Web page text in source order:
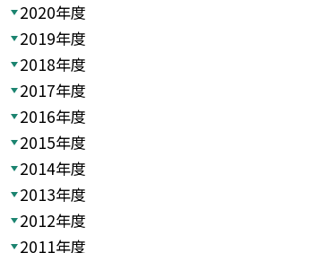
2020年度
2019年度
2018年度
2017年度
2016年度
2015年度
2014年度
2013年度
2012年度
2011年度